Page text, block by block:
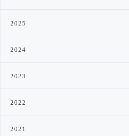
2025
2024
2023
2022
2021